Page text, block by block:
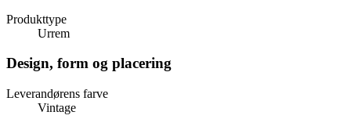
Produkttype
Urrem
Design, form og placering
Leverandørens farve
Vintage